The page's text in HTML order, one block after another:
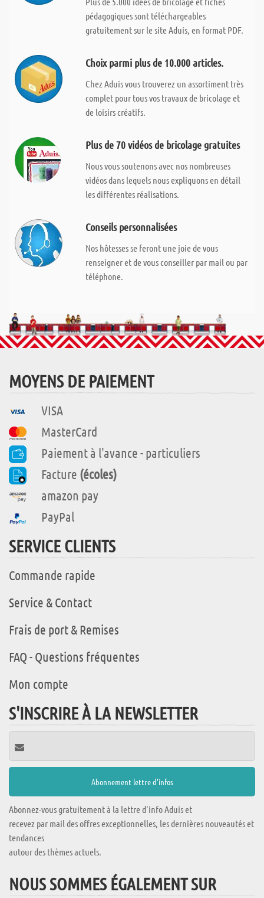
pédagogiques sont téléchargeables
gratuitement sur le site Aduis, en format PDF.
Choix parmi plus de 10.000 articles.
Chez Aduis vous trouverez un assortiment très
complet pour tous vos travaux de bricolage et
de loisirs créatifs.
Plus de 70 vidéos de bricolage gratuites
Nous vous soutenons avec nos nombreuses
vidéos dans lequels nous expliquons en détail
les différentes réalisations.
Conseils personnalisées
Nos hôtesses se feront une joie de vous
renseigner et de vous conseiller par mail ou par
téléphone.
MOYENS DE PAIEMENT
VISA
MasterCard
Paiement à l'avance - particuliers
Facture (écoles)
amazon pay
PayPal
SERVICE CLIENTS
Commande rapide
Service & Contact
Frais de port & Remises
FAQ - Questions fréquentes
Mon compte
S'INSCRIRE À LA NEWSLETTER
Abonnez-vous gratuitement à la lettre d'info Aduis et
recevez par mail des offres exceptionnelles, les dernières nouveautés et
tendances
autour des thèmes actuels.
NOUS SOMMES ÉGALEMENT SUR